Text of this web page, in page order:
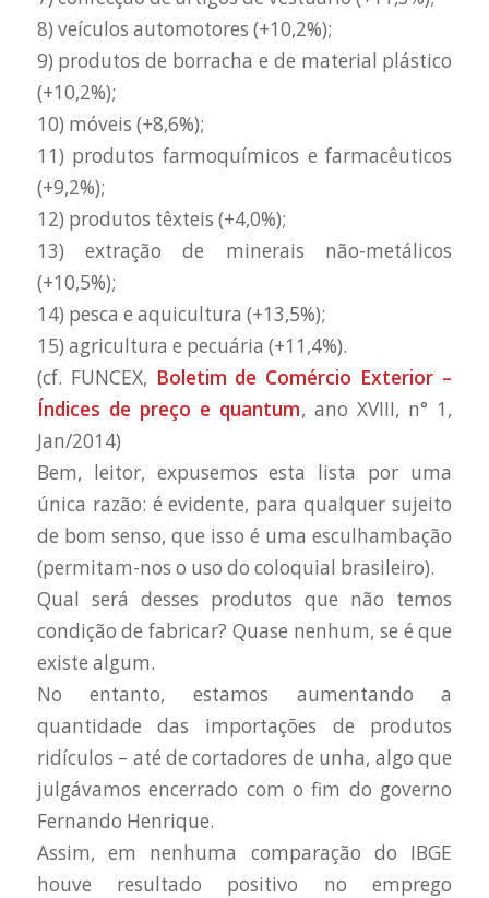
8) veículos automotores (+10,2%);
9) produtos de borracha e de material plástico
(+10,2%);
10) móveis (+8,6%);
11) produtos farmoquímicos e farmacêuticos
(+9,2%);
12) produtos têxteis (+4,0%);
13) extração de minerais não-metálicos
(+10,5%);
14) pesca e aquicultura (+13,5%);
15) agricultura e pecuária (+11,4%).
(cf. FUNCEX, Boletim de Comércio Exterior –
Índices de preço e quantum, ano XVIII, n° 1,
Jan/2014)
Bem, leitor, expusemos esta lista por uma
única razão: é evidente, para qualquer sujeito
de bom senso, que isso é uma esculhambação
(permitam-nos o uso do coloquial brasileiro).
Qual será desses produtos que não temos
condição de fabricar? Quase nenhum, se é que
existe algum.
No entanto, estamos aumentando a
quantidade das importações de produtos
ridículos – até de cortadores de unha, algo que
julgávamos encerrado com o fim do governo
Fernando Henrique.
Assim, em nenhuma comparação do IBGE
houve resultado positivo no emprego